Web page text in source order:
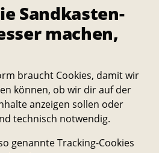
ist für alle, die ein Interesse
auf dem Campus und in der
und nachhaltiger zu machen.
und
Ideen dazu einreichen
– Ein Angebot des
Sandkasten-
machen,
braucht Cookies, damit wir
können, ob wir dir auf der
anzeigen sollen oder
technisch notwendig.
genannte Tracking-Cookies